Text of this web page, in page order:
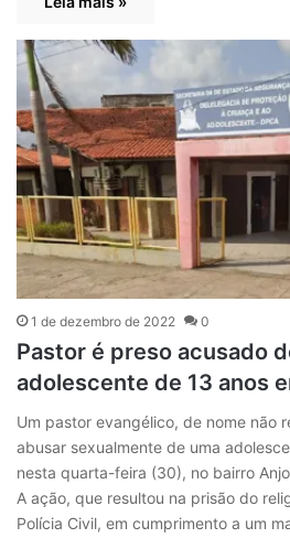
1 de dezembro de 2022 0
Pastor é preso acusado
adolescente de 13 anos
Um pastor evangélico, de nome não
abusar sexualmente de uma
nesta quarta-feira (30), no bairro
A ação, que resultou na prisão do
Polícia Civil, em cumprimento a um